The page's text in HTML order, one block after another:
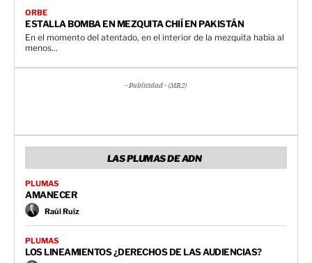
ORBE
ESTALLA BOMBA EN MEZQUITA CHIÍ EN PAKISTÁN
En el momento del atentado, en el interior de la mezquita había al
menos...
- Publicidad - (MR2)
LAS PLUMAS DE ADN
PLUMAS
AMANECER
Raúl Ruiz
PLUMAS
LOS LINEAMIENTOS ¿DERECHOS DE LAS AUDIENCIAS?